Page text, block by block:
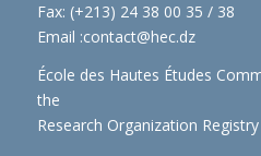
Fax: (+213) 24 38 00 35 / 38
Email :contact@hec.dz
École des Hautes Études
the
Research Organization Registry